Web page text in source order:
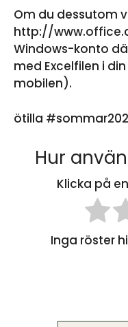
Om du dessutom
http://
Windows-konto
med Excelfilen i
mobilen).
ötilla
Hur
Klicka på
Inga röster